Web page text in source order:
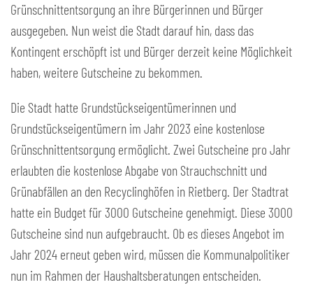
Grünschnittentsorgung an ihre Bürgerinnen und Bürger
ausgegeben. Nun weist die Stadt darauf hin, dass das
Kontingent erschöpft ist und Bürger derzeit keine Möglichkeit
haben, weitere Gutscheine zu bekommen.
Die Stadt hatte Grundstückseigentümerinnen und
Grundstückseigentümern im Jahr 2023 eine kostenlose
Grünschnittentsorgung ermöglicht. Zwei Gutscheine pro Jahr
erlaubten die kostenlose Abgabe von Strauchschnitt und
Grünabfällen an den Recyclinghöfen in Rietberg. Der Stadtrat
hatte ein Budget für 3000 Gutscheine genehmigt. Diese 3000
Gutscheine sind nun aufgebraucht. Ob es dieses Angebot im
Jahr 2024 erneut geben wird, müssen die Kommunalpolitiker
nun im Rahmen der Haushaltsberatungen entscheiden.